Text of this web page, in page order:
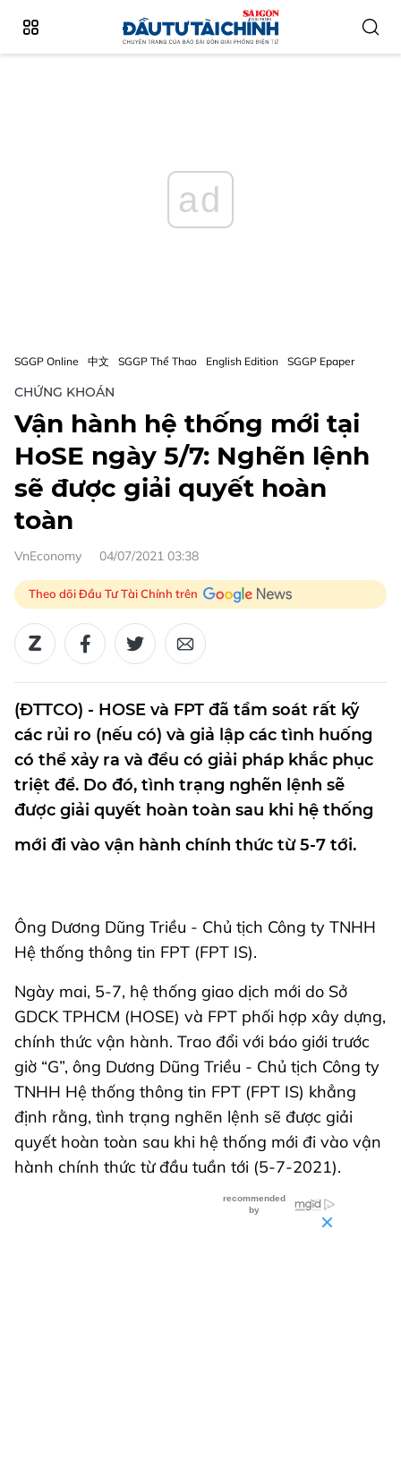
ad
SGGP Online 中文 SGGP Thể Thao English Edition SGGP Epaper
CHỨNG KHOÁN
Vận hành hệ thống mới tại
HoSE ngày 5/7: Nghẽn lệnh
sẽ được giải quyết hoàn
toàn
VnEconomy 04/07/2021 03:38
Theo dõi Đầu Tư Tài Chính trên
(ĐTTCO) - HOSE và FPT đã tầm soát rất kỹ
các rủi ro (nếu có) và giả lập các tình huống
có thể xảy ra và đều có giải pháp khắc phục
triệt để. Do đó, tình trạng nghẽn lệnh sẽ
được giải quyết hoàn toàn sau khi hệ thống
mới đi vào vận hành chính thức từ 5-7 tới.
Ông Dương Dũng Triều - Chủ tịch Công ty TNHH
Hệ thống thông tin FPT (FPT IS).
Ngày mai, 5-7, hệ thống giao dịch mới do Sở
GDCK TPHCM (HOSE) và FPT phối hợp xây dựng,
chính thức vận hành. Trao đổi với báo giới trước
giờ “G”, ông Dương Dũng Triều - Chủ tịch Công ty
TNHH Hệ thống thông tin FPT (FPT IS) khẳng
định rằng, tình trạng nghẽn lệnh sẽ được giải
quyết hoàn toàn sau khi hệ thống mới đi vào vận
hành chính thức từ đầu tuần tới (5-7-2021).